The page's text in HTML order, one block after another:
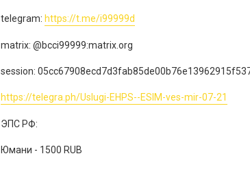
telegram:https://t.me/i99999d
matrix: @bcci99999:matrix.org
session:
https://telegra.ph/Uslugi-EHPS--ESIM-ves-mir-07-21
ЭПС РФ:
Юмани - 1500 RUB